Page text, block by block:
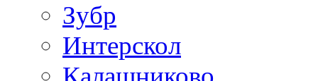
Зубр
Интерскол